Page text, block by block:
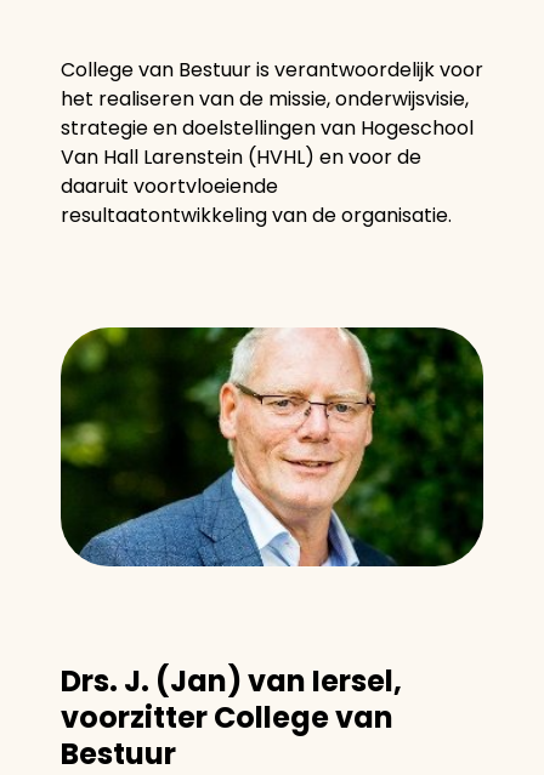
College van Bestuur is verantwoordelijk voor
het realiseren van de missie, onderwijsvisie,
strategie en doelstellingen van Hogeschool
Van Hall Larenstein (HVHL) en voor de
daaruit voortvloeiende
resultaatontwikkeling van de organisatie.
Drs. J. (Jan) van Iersel,
voorzitter College van
Bestuur